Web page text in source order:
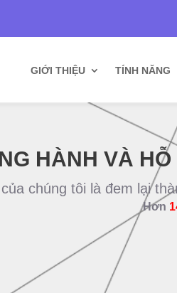
GIỚI THIỆU TÍNH NĂNG
HÀNH VÀ
chúng tôi là đem lại
Hơn